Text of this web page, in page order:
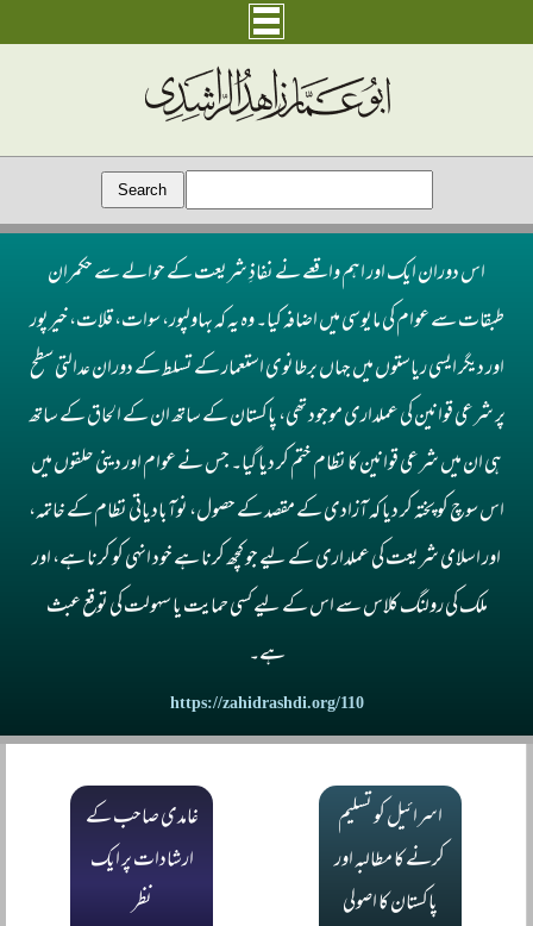
اس دوران ایک اور اہم واقعے نے نفاذِ شریعت کے حوالے سے حکمران
طبقات سے عوام کی مایوسی میں اضافہ کیا۔ وہ یہ کہ بہاولپور، سوات، قلات، خیرپور
اور دیگر ایسی ریاستوں میں جہاں برطانوی استعمار کے تسلط کے دوران عدالتی سطح
پر شرعی قوانین کی عملداری موجود تھی، پاکستان کے ساتھ ان کے الحاق کے ساتھ
ہی ان میں شرعی قوانین کا نظام ختم کر دیا گیا۔ جس نے عوام اور دینی حلقوں میں
اس سوچ کو پختہ کر دیا کہ آزادی کے مقصد کے حصول، نوآبادیاتی نظام کے خاتمہ،
اور اسلامی شریعت کی عملداری کے لیے جو کچھ کرنا ہے خود انہی کو کرنا ہے، اور
ملک کی رولنگ کلاس سے اس کے لیے کسی حمایت یا سہولت کی توقع عبث
ہے۔
https://zahidrashdi.org/110
اسرائیل کو تسلیم
کرنے کا مطالبہ اور
پاکستان کا اصولی
غامدی صاحب کے
ارشادات پر ایک
نظر